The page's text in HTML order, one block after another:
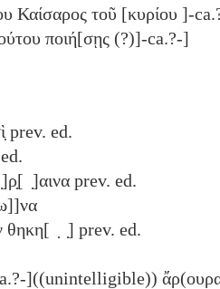
Καίσαρος τοῦ [κυρίου ]-
ποιή[σῃς (?)]-ca.?-]
prev. ed.
̣]αινα prev. ed.
θηκη[ ̣ ̣] prev. ed.
]((unintelligible))